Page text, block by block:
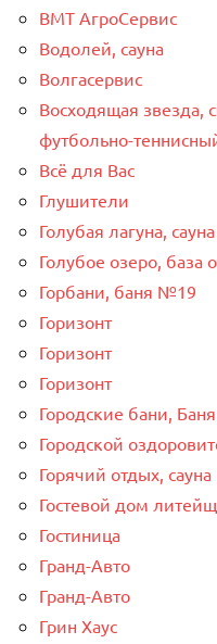
ВМТ АгроСервис
Водолей, сауна
Волгасервис
Восходящая звезда,
футбольно-
Всё для Вас
Глушители
Голубая лагуна, сауна
Голубое озеро, база
Горбани, баня №19
Горизонт
Горизонт
Горизонт
Городские бани,
Городской
Горячий отдых, сауна
Гостевой дом
Гостиница
Гранд-Авто
Гранд-Авто
Грин Хаус